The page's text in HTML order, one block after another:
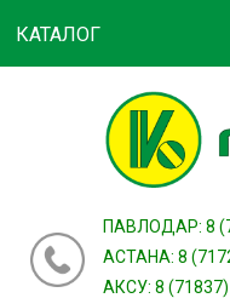
ПАВЛОДАР: 8
АСТАНА: 8
АКСУ: 8
КАТАЛОГ